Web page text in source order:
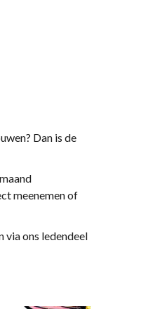
Dan is de
meenemen of
ons ledendeel